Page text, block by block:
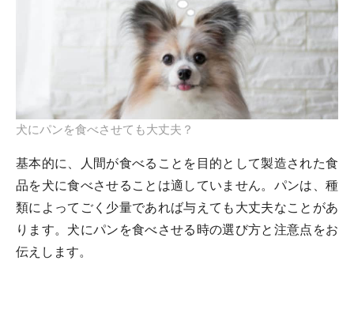
犬にパンを食べさせても大丈夫？
基本的に、人間が食べることを目的として製造された食
品を犬に食べさせることは適していません。パンは、種
類によってごく少量であれば与えても大丈夫なことがあ
ります。犬にパンを食べさせる時の選び方と注意点をお
伝えします。